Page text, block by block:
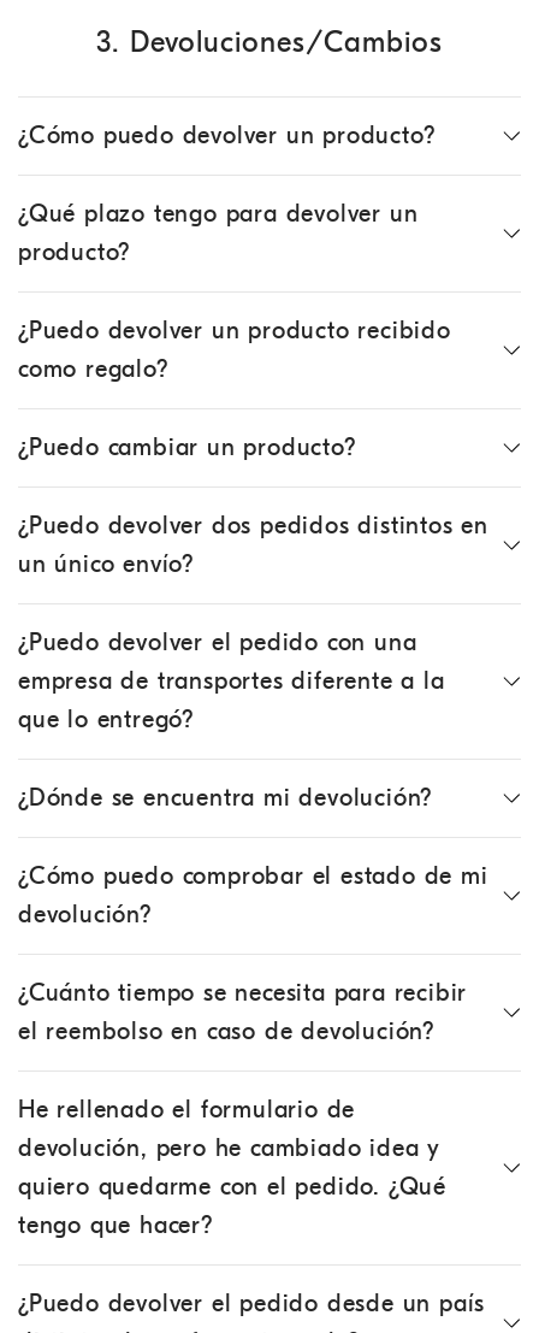
3. Devoluciones/Cambios
¿Cómo puedo devolver un producto?
¿Qué plazo tengo para devolver un
producto?
¿Puedo devolver un producto recibido
como regalo?
¿Puedo cambiar un producto?
¿Puedo devolver dos pedidos distintos en
un único envío?
¿Puedo devolver el pedido con una
empresa de transportes diferente a la
que lo entregó?
¿Dónde se encuentra mi devolución?
¿Cómo puedo comprobar el estado de mi
devolución?
¿Cuánto tiempo se necesita para recibir
el reembolso en caso de devolución?
He rellenado el formulario de
devolución, pero he cambiado idea y
quiero quedarme con el pedido. ¿Qué
tengo que hacer?
¿Puedo devolver el pedido desde un país